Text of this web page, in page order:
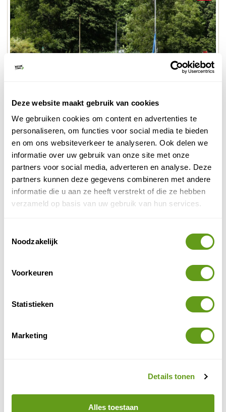
Deze website maakt gebruik van cookies
We gebruiken cookies om content en advertenties te
personaliseren, om functies voor social media te bieden
en om ons websiteverkeer te analyseren. Ook delen we
informatie over uw gebruik van onze site met onze
partners voor social media, adverteren en analyse. Deze
partners kunnen deze gegevens combineren met andere
informatie die u aan ze heeft verstrekt of die ze hebben
verzameld op basis van uw gebruik van hun services.
Noodzakelijk
Voorkeuren
Statistieken
Marketing
Details tonen
Alles toestaan
4. Rondwandeling Kaprun
Een mooie rondwandeling vangt aan in het centrum
van Kaprun. Je loopt langs de Burcht en door het
buitengebied van het dorp. Ga wat van het centrum en
het leuk om te starten bij de hoger gelegen Pfarrkirche